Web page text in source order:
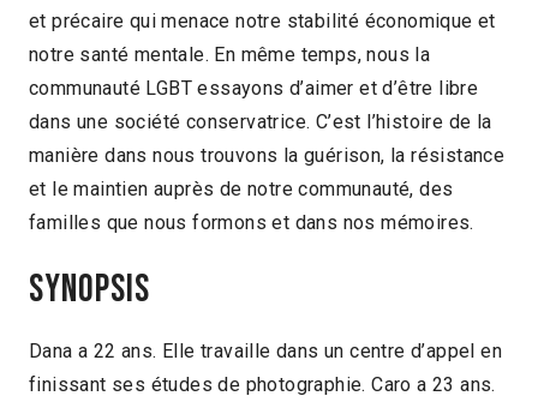
et précaire qui menace notre stabilité économique et
notre santé mentale. En même temps, nous la
communauté LGBT essayons d’aimer et d’être libre
dans une société conservatrice. C’est l’histoire de la
manière dans nous trouvons la guérison, la résistance
et le maintien auprès de notre communauté, des
familles que nous formons et dans nos mémoires.
Synopsis
Dana a 22 ans. Elle travaille dans un centre d’appel en
finissant ses études de photographie. Caro a 23 ans.